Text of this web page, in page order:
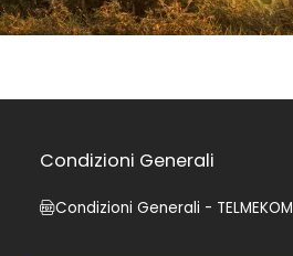
Condizioni Generali
Condizioni Generali - TELMEKOM